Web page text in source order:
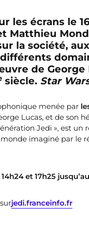
les écrans le
Matthieu
la société, aux
de George
siècle. Star
menée par
Lucas, et de son
Jedi », est un
imaginé par le
et 17h25
jedi.franceinfo.fr